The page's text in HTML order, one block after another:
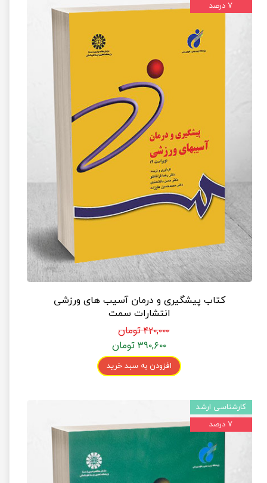
کتاب پیشگیری و درمان آسیب های ورزشی
انتشارات سمت
۴۲۰,۰۰۰ تومان
۳۹۰,۶۰۰ تومان
افزودن به سبد خرید
۷ درصد
کارشناسی ارشد
۷ درصد